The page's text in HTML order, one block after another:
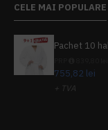
CELE MAI POPULARE
755,82 lei
+ TVA